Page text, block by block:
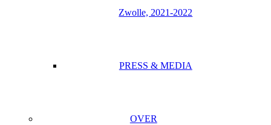
Zwolle, 2021-2022
PRESS & MEDIA
OVER